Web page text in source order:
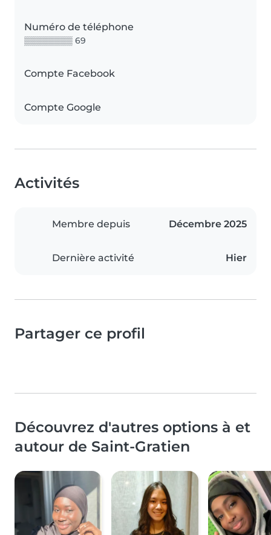
Numéro de téléphone
▒▒▒▒▒▒▒▒ 69
Compte Facebook
Compte Google
Activités
Membre depuis Décembre 2025
Dernière activité Hier
Partager ce profil
Découvrez d'autres options à et
autour de Saint-Gratien